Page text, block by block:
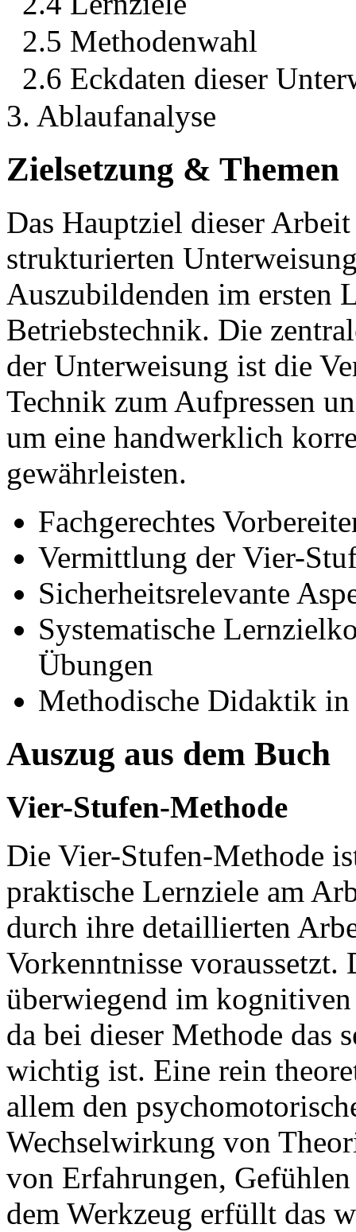
2.5 Methodenwahl
2.6 Eckdaten dieser
3. Ablaufanalyse
Zielsetzung & Themen
Das Hauptziel dieser
strukturierten
Auszubildenden im ersten
Betriebstechnik. Die
der Unterweisung ist die
Technik zum Aufpressen
um eine handwerklich
gewährleisten.
Fachgerechtes
Vermittlung der Vier-
Sicherheitsrelevante
Systematische
Übungen
Methodische Didaktik
Auszug aus dem Buch
Vier-Stufen-Methode
Die Vier-Stufen-Methode
praktische Lernziele am
durch ihre detaillierten
Vorkenntnisse
überwiegend im
da bei dieser Methode das
wichtig ist. Eine rein
allem den
Wechselwirkung von
von Erfahrungen,
dem Werkzeug erfüllt das